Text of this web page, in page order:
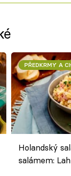
PŘEDKRMY A
Holandský
salámem: